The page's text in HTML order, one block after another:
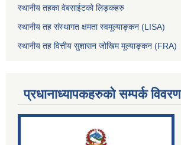
स्थानीय तहका वेबसाईटको लिङ्कहरु
स्थानीय तह संस्थागत क्षमता स्वमूल्याङ्कन (LISA)
स्थानीय तह वित्तीय सुशासन जोखिम मूल्याङ्कन (FRA)
प्रधानाध्यापकहरुको सम्पर्क विवरण